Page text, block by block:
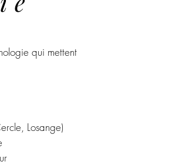
qui mettent
Losange)